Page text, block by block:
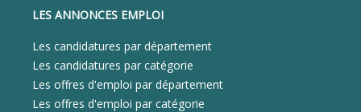
LES ANNONCES EMPLOI
Les candidatures par département
Les candidatures par catégorie
Les offres d'emploi par département
Les offres d'emploi par catégorie